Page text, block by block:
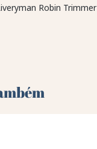
Robin Trimmer
🌻